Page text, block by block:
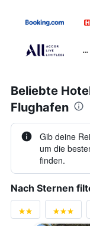
…
Beliebte
Flughafen
Gib deine
um die
finden.
Nach Sternen